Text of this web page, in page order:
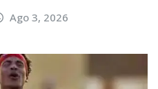
Ago 3, 2026